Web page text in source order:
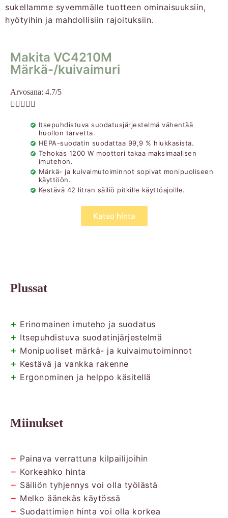
sukellamme syvemmälle tuotteen ominaisuuksiin,
hyötyihin ja mahdollisiin rajoituksiin.
Makita VC4210M
Märkä-/kuivaimuri
Arvosana: 4.7/5
    
Itsepuhdistuva suodatusjärjestelmä vähentää
huollon tarvetta.
HEPA-suodatin suodattaa 99,9 % hiukkasista.
Tehokas 1200 W moottori takaa maksimaalisen
imutehon.
Märkä- ja kuivaimutoiminnot sopivat monipuoliseen
käyttöön.
Kestävä 42 litran säiliö pitkille käyttöajoille.
Katso hinta
Plussat
+ Erinomainen imuteho ja suodatus
+ Itsepuhdistuva suodatinjärjestelmä
+ Monipuoliset märkä- ja kuivaimutoiminnot
+ Kestävä ja vankka rakenne
+ Ergonominen ja helppo käsitellä
Miinukset
− Painava verrattuna kilpailijoihin
− Korkeahko hinta
− Säiliön tyhjennys voi olla työlästä
− Melko äänekäs käytössä
− Suodattimien hinta voi olla korkea